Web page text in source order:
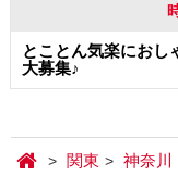
とことん気楽にお
大募集♪
関東 神奈川